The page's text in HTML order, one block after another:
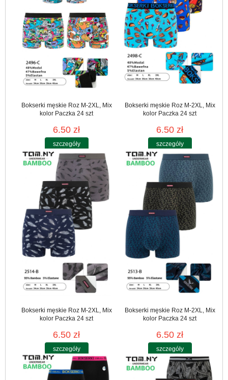
Bokserki męskie Roz M-2XL, Mix
kolor Paczka 24 szt
6.50 zł
szczegóły
Bokserki męskie Roz M-2XL, Mix
kolor Paczka 24 szt
6.50 zł
szczegóły
Bokserki męskie Roz M-2XL, Mix
kolor Paczka 24 szt
6.50 zł
szczegóły
Bokserki męskie Roz M-2XL, Mix
kolor Paczka 24 szt
6.50 zł
szczegóły